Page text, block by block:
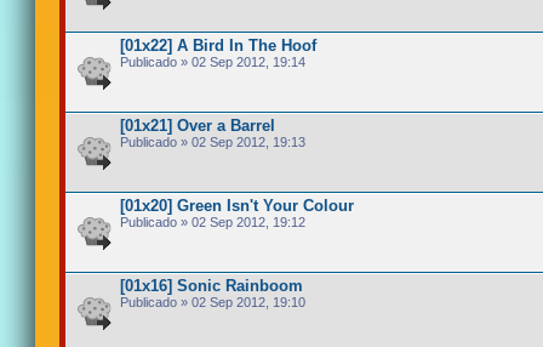
[01x22] A Bird In The Hoof
Publicado » 02 Sep 2012, 19:14
[01x21] Over a Barrel
Publicado » 02 Sep 2012, 19:13
[01x20] Green Isn't Your Colour
Publicado » 02 Sep 2012, 19:12
[01x16] Sonic Rainboom
Publicado » 02 Sep 2012, 19:10